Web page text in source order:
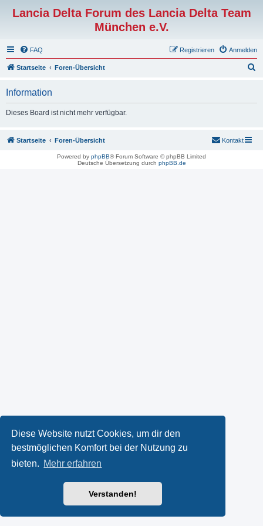
Diese Website nutzt Cookies, um dir den
bestmöglichen Komfort bei der Nutzung zu
bieten. Mehr erfahren
Verstanden!
Lancia Delta Forum des Lancia Delta Team
München e.V.
FAQ Anmelden
Registrieren
Startseite Foren-Übersicht
Information
Dieses Board ist nicht mehr verfügbar.
Startseite Foren-Übersicht Kontakt
Powered by phpBB® Forum Software © phpBB Limited
Deutsche Übersetzung durch phpBB.de